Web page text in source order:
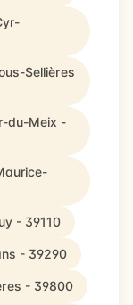
Sellières
du-Meix -
- 39110
- 39290
- 39800